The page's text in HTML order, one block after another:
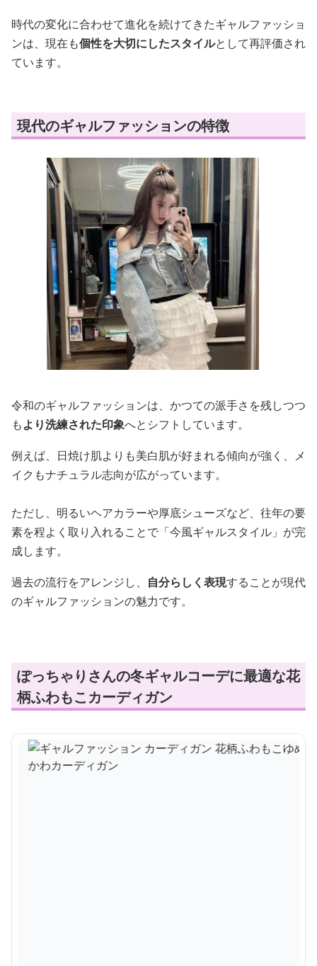
時代の変化に合わせて進化を続けてきたギャルファッショ
ンは、現在も個性を大切にしたスタイルとして再評価され
ています。
現代のギャルファッションの特徴
令和のギャルファッションは、かつての派手さを残しつつ
もより洗練された印象へとシフトしています。
例えば、日焼け肌よりも美白肌が好まれる傾向が強く、メ
イクもナチュラル志向が広がっています。
ただし、明るいヘアカラーや厚底シューズなど、往年の要
素を程よく取り入れることで「今風ギャルスタイル」が完
成します。
過去の流行をアレンジし、 自分らしく表現することが現代
のギャルファッションの魅力です。
ぽっちゃりさんの冬ギャルコーデに最適な花
柄ふわもこカーディガン